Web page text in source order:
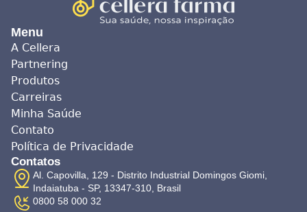
Menu
A Cellera
Partnering
Produtos
Carreiras
Minha Saúde
Contato
Política de Privacidade
Contatos
Al. Capovilla, 129 - Distrito Industrial Domingos Giomi,
Indaiatuba - SP, 13347-310, Brasil
0800 58 000 32